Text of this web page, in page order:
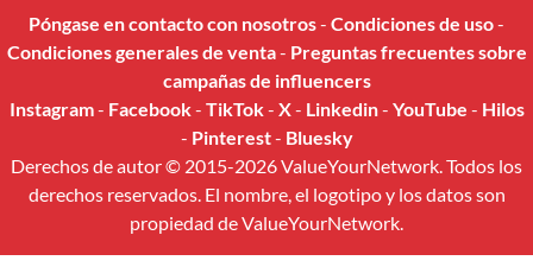
Póngase en contacto con nosotros- Condiciones de uso-
Condiciones generales de venta- Preguntas frecuentes sobre
campañas de influencers
Instagram- Facebook- TikTok- X- Linkedin- YouTube - Hilos
- Pinterest- Bluesky
Derechos de autor © 2015-2026 ValueYourNetwork. Todos los
derechos reservados. El nombre, el logotipo y los datos son
propiedad de ValueYourNetwork.